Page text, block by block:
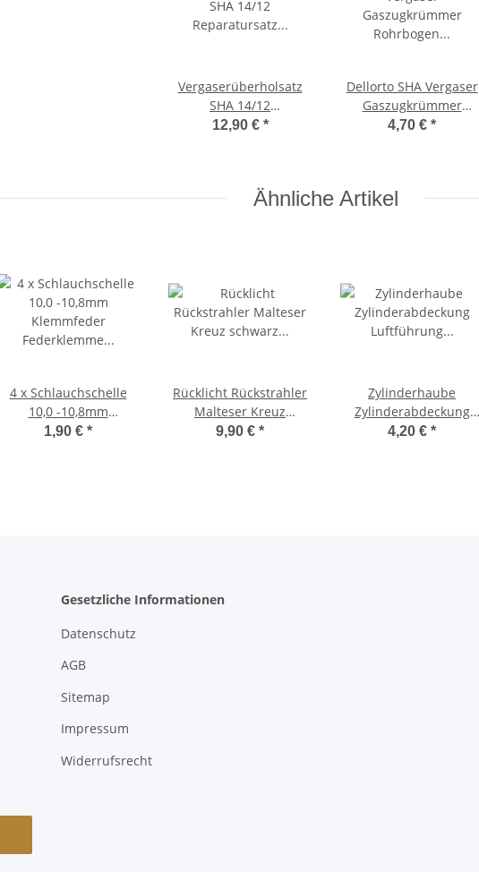
Vergaserüberholsatz
SHA 14/12
Reparatursatz
12,90 € *
Dellorto SHA Vergaser
Gaszugkrümmer
Rohrbogen 90° Bogen
4,70 € *
Ähnliche Artikel
4 x Schlauchschelle
10,0 -10,8mm
Klemmfeder
1,90 € *
Rücklicht Rückstrahler
Malteser Kreuz
schwarz rot 70 x 70 mm
9,90 € *
Zylinderhaube
Zylinderabdeckung
Luftführung Luftfhutze
4,20 € *
Gesetzliche Informationen
Datenschutz
AGB
Sitemap
Impressum
Widerrufsrecht